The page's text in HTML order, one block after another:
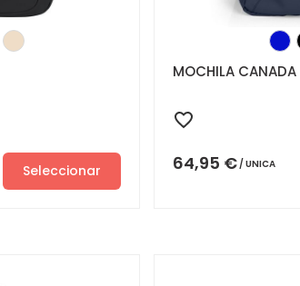
Seleccionar
MOCHILA CANADA
64,95 € UNICA